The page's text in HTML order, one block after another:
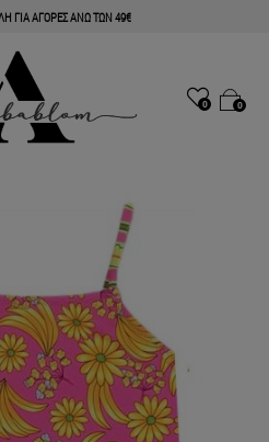
ΓΙΑ ΑΓΟΡΕΣ ΑΝΩ ΤΩΝ 49€
0 0